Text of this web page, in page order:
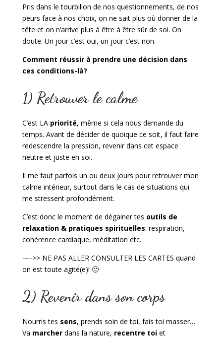
Pris dans le tourbillon de nos questionnements, de nos
peurs face à nos choix, on ne sait plus où donner de la
tête et on n’arrive plus à être à être sûr de soi. On
doute. Un jour c’est oui, un jour c’est non.
Comment réussir à prendre une décision dans
ces conditions-là?
1) Retrouver le calme
C’est LA priorité, même si cela nous demande du
temps. Avant de décider de quoique ce soit, il faut faire
redescendre la pression, revenir dans cet espace
neutre et juste en soi.
Il me faut parfois un ou deux jours pour retrouver mon
calme intérieur, surtout dans le cas de situations qui
me stressent profondément.
C’est donc le moment de dégainer tes outils de
relaxation & pratiques spirituelles: respiration,
cohérence cardiaque, méditation etc.
—->> NE PAS ALLER CONSULTER LES CARTES quand
on est toute agité(e)! 🙂
2) Revenir dans son corps
Nourris tes sens, prends soin de toi, fais toi masser…
Va marcherdans la nature, recentre toi et